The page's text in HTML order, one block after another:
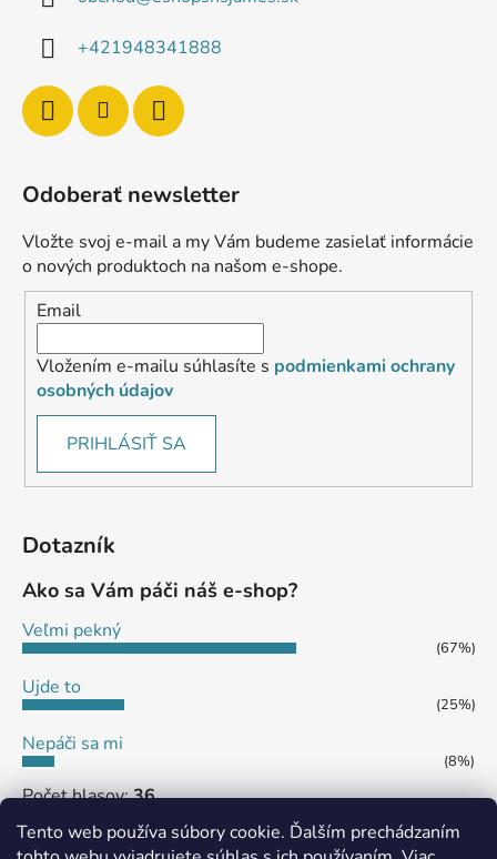
Tento web používa súbory cookie. Ďalším prechádzaním
+421948341888
Odoberať newsletter
Vložte svoj e-mail a my Vám budeme zasielať informácie
o nových produktoch na našom e-shope.
Email
Vložením e-mailu súhlasíte s podmienkami ochrany
osobných údajov
PRIHLÁSIŤ SA
Dotazník
Ako sa Vám páči náš e-shop?
Veľmi pekný
(67%)
Ujde to
(25%)
Nepáči sa mi
(8%)
Počet hlasov:36